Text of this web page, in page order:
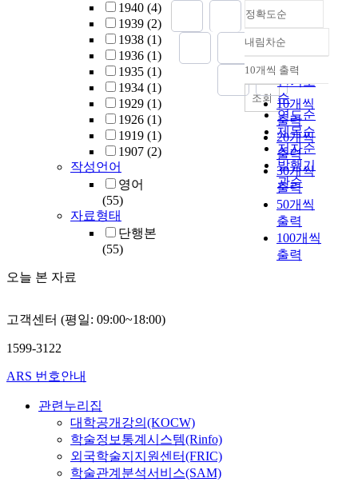
1940 (4)
1939 (2)
1938 (1)
1936 (1)
1935 (1)
1934 (1)
1929 (1)
1926 (1)
1919 (1)
1907 (2)
작성언어
영어
(55)
자료형태
단행본
(55)
오늘 본 자료
정확도순
정확도
순
인기도
순
연도순
제목순
저자순
발행기
관순
내림차순
내림차순
10개씩 출력
10개씩
출력
20개씩
출력
30개씩
출력
50개씩
출력
100개씩
출력
조회
고객센터 (평일: 09:00~18:00)
1599-3122
ARS 번호안내
관련누리집
대학공개강의(KOCW)
학술정보통계시스템(Rinfo)
외국학술지지원센터(FRIC)
학술관계분석서비스(SAM)